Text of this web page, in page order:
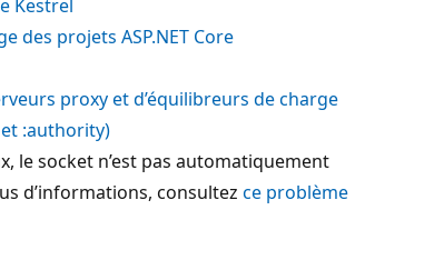
Kestrel
des projets ASP.NET Core
proxy et d’équilibreurs de charge
et :authority)
le socket n’est pas automatiquement
d’informations, consultez ce problème